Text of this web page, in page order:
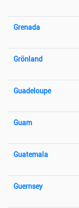
Grenada
Grönland
Guadeloupe
Guam
Guatemala
Guernsey